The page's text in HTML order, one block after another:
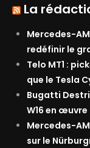
La
Mercedes-
redéfinir le
Telo MT1 :
que le Tesla
Bugatti
W16 en
Mercedes-
sur le